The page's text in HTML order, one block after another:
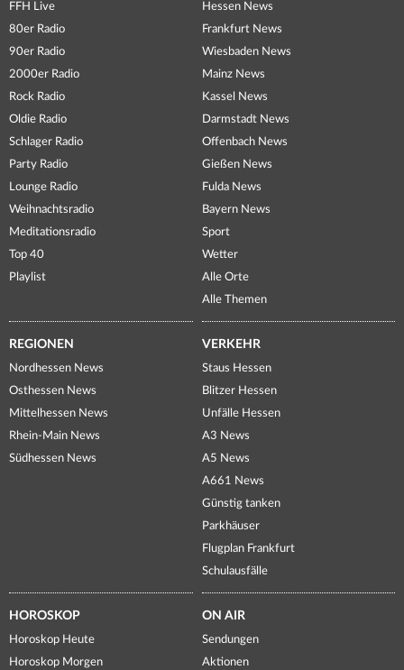
FFH Live
80er Radio
90er Radio
2000er Radio
Rock Radio
Oldie Radio
Schlager Radio
Party Radio
Lounge Radio
Weihnachtsradio
Meditationsradio
Top 40
Playlist
Hessen News
Frankfurt News
Wiesbaden News
Mainz News
Kassel News
Darmstadt News
Offenbach News
Gießen News
Fulda News
Bayern News
Sport
Wetter
Alle Orte
Alle Themen
REGIONEN
Nordhessen News
Osthessen News
Mittelhessen News
Rhein-Main News
Südhessen News
VERKEHR
Staus Hessen
Blitzer Hessen
Unfälle Hessen
A3 News
A5 News
A661 News
Günstig tanken
Parkhäuser
Flugplan Frankfurt
Schulausfälle
HOROSKOP
Horoskop Heute
Horoskop Morgen
ON AIR
Sendungen
Aktionen